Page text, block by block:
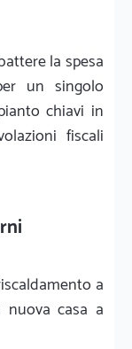
la spesa
un singolo
chiavi in
fiscali
a
casa a